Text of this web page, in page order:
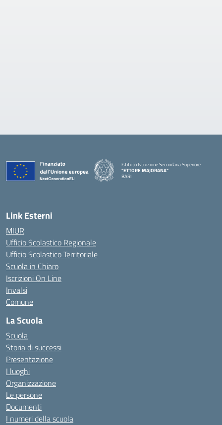
Istituto Istruzione Secondaria Superiore
"ETTORE MAJORANA"
BARI
Link Esterni
MIUR
Ufficio Scolastico Regionale
Ufficio Scolastico Territoriale
Scuola in Chiaro
Iscrizioni On Line
Invalsi
Comune
La Scuola
Scuola
Storia di successi
Presentazione
I luoghi
Organizzazione
Le persone
Documenti
I numeri della scuola